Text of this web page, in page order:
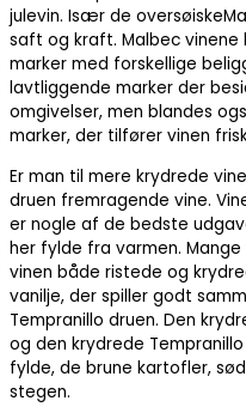
julevin. Især de
saft og kraft. Malbec
marker med forskellige
lavtliggende marker der
omgivelser, men blandes
marker, der tilfører vinen
Er man til mere krydrede
druen fremragende vine.
er nogle af de bedste
her fylde fra varmen.
vinen både ristede og
vanilje, der spiller godt
Tempranillo druen. Den
og den krydrede
fylde, de brune kartofler,
stegen.